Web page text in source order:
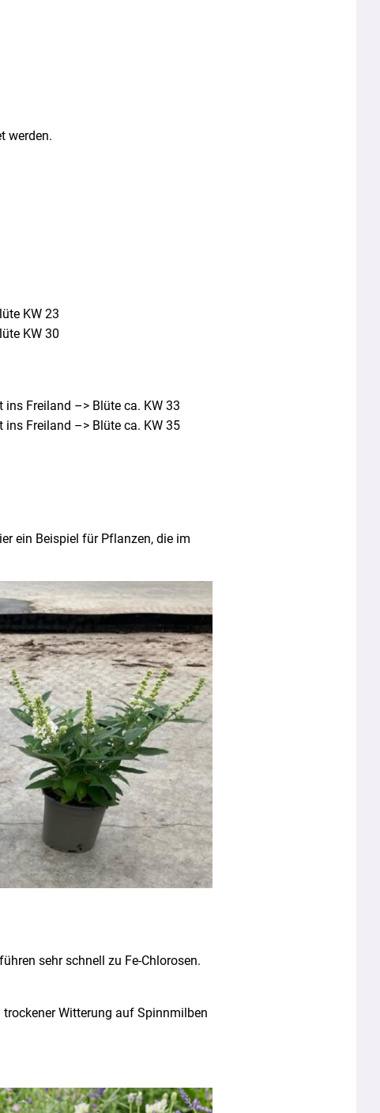
werden.
KW 23
KW 30
ins Freiland –> Blüte ca. KW 33
ins Freiland –> Blüte ca. KW 35
ein Beispiel für Pflanzen, die im
sehr schnell zu Fe-Chlorosen.
Witterung auf Spinnmilben